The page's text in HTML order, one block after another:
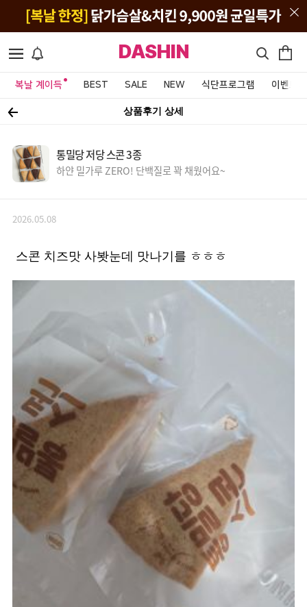
DASHIN
복날 계이득 BEST SALE NEW 식단프로그램 이벤트&
상품후기 상세
통밀당 저당 스콘 3종
하얀 밀가루 ZERO! 단백질로 꽉 채웠어요~
2026.05.08
스콘 치즈맛 사봣눈데 맛나기를 ㅎㅎㅎ